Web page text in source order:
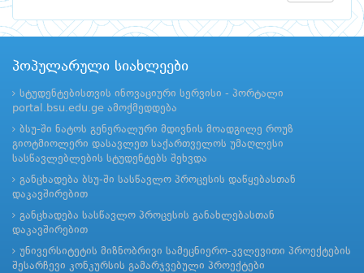
პოპულარული სიახლეები
სტუდენტებისთვის ინოვაციური სერვისი - პორტალი
portal.bsu.edu.ge ამოქმედდება
ბსუ-ში ნატოს გენერალური მდივნის მოადგილე როუზ
გიოტმიოლერი დასავლეთ საქართველოს უმაღლესი
სასწავლებლების სტუდენტებს შეხვდა
განცხადება ბსუ-ში სასწავლო პროცესის დაწყებასთან
დაკავშირებით
განცხადება სასწავლო პროცესის განახლებასთან
დაკავშირებით
უნივერსიტეტის მიზნობრივი სამეცნიერო-კვლევითი პროექტების
შესარჩევი კონკურსის გამარჯვებული პროექტები